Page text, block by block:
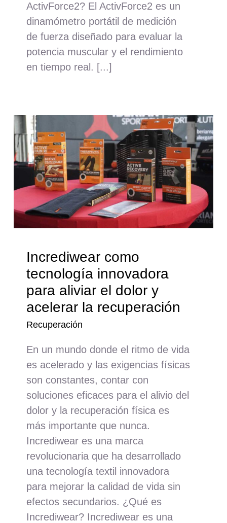
ActivForce2? El ActivForce2 es un
dinamómetro portátil de medición
de fuerza diseñado para evaluar la
potencia muscular y el rendimiento
en tiempo real. [...]
Incrediwear como
tecnología innovadora
para aliviar el dolor y
acelerar la recuperación
Recuperación
En un mundo donde el ritmo de vida
es acelerado y las exigencias físicas
son constantes, contar con
soluciones eficaces para el alivio del
dolor y la recuperación física es
más importante que nunca.
Incrediwear es una marca
revolucionaria que ha desarrollado
una tecnología textil innovadora
para mejorar la calidad de vida sin
efectos secundarios. ¿Qué es
Incrediwear? Incrediwear es una